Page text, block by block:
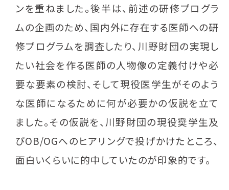
ンを重ねました。後半は、前述の研修プログラ
ムの企画のため、国内外に存在する医師への研
修プログラムを調査したり、川野財団の実現し
たい社会を作る医師の人物像の定義付けや必
要な要素の検討、そして現役医学生がそのよう
な医師になるために何が必要かの仮説を立て
ました。その仮説を、川野財団の現役奨学生及
びOB/OGへのヒアリングで投げかけたところ、
面白いくらいに的中していたのが印象的です。